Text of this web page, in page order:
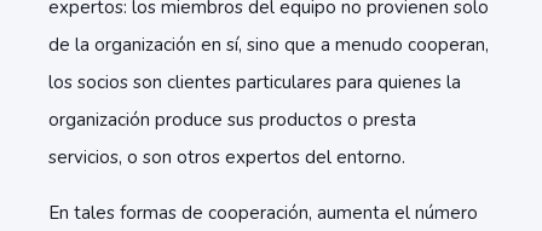
expertos: los miembros del equipo no provienen solo
de la organización en sí, sino que a menudo cooperan,
los socios son clientes particulares para quienes la
organización produce sus productos o presta
servicios, o son otros expertos del entorno.
En tales formas de cooperación, aumenta el número